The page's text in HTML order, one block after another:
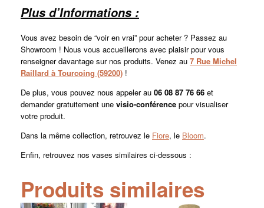
Plus d’Informations :
Vous avez besoin de “voir en vrai” pour acheter ? Passez au
Showroom ! Nous vous accueillerons avec plaisir pour vous
renseigner davantage sur nos produits. Venez au 7 Rue Michel
Raillard à Tourcoing (59200) !
De plus, vous pouvez nous appeler au 06 08 87 76 66 et
demander gratuitement une visio-conférence pour visualiser
votre produit.
Dans la même collection, retrouvez le Fiore, le Bloom.
Enfin, retrouvez nos vases similaires ci-dessous :
Produits similaires